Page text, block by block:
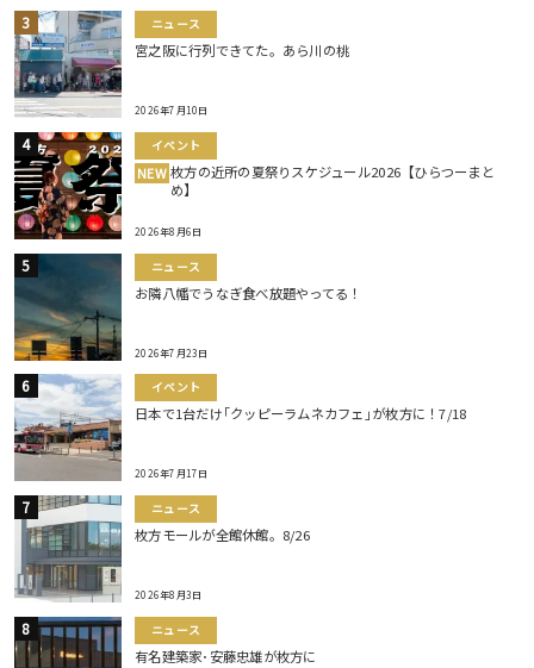
ニュース
宮之阪に行列できてた。あら川の桃
2026年7月10日
イベント
NEW 枚方の近所の夏祭りスケジュール2026【ひらつーまと
め】
2026年8月6日
ニュース
お隣八幡でうなぎ食べ放題やってる！
2026年7月23日
イベント
日本で1台だけ｢クッピーラムネカフェ｣が枚方に！7/18
2026年7月17日
ニュース
枚方モールが全館休館。8/26
2026年8月3日
ニュース
有名建築家･安藤忠雄が枚方に